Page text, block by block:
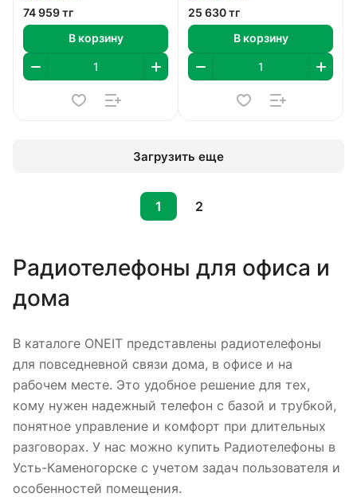
74 959 тг
В корзину
25 630 тг
В корзину
Загрузить еще
1 2
Радиотелефоны для офиса и
дома
В каталоге ONEIT представлены радиотелефоны
для повседневной связи дома, в офисе и на
рабочем месте. Это удобное решение для тех,
кому нужен надежный телефон с базой и трубкой,
понятное управление и комфорт при длительных
разговорах. У нас можно купить Радиотелефоны в
Усть-Каменогорске с учетом задач пользователя и
особенностей помещения.